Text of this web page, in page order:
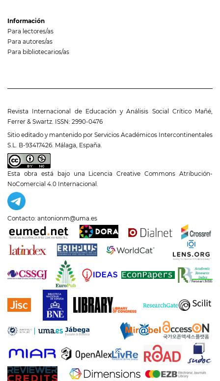
Información
Para lectores/as
Para autores/as
Para bibliotecarios/as
Revista Internacional de Educación y Análisis Social Crítico Mañé,
Ferrer & Swartz. ISSN: 2990-0476
Sitio editado y mantenido por Servicios Académicos Intercontinentales
S.L. B-93417426. Málaga, España.
Esta obra está bajo una Licencia Creative Commons Atribución-
NoComercial 4.0 Internacional
Contacto: antonionm@uma.es